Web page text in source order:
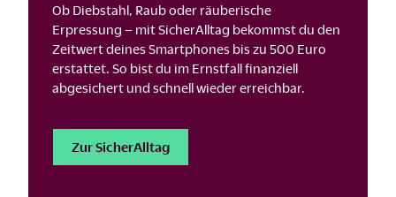
Ob Diebstahl, Raub oder räuberische
Erpressung – mit SicherAlltag bekommst du den
Zeitwert deines Smartphones bis zu 500 Euro
erstattet. So bist du im Ernstfall finanziell
abgesichert und schnell wieder erreichbar.
Zur SicherAlltag